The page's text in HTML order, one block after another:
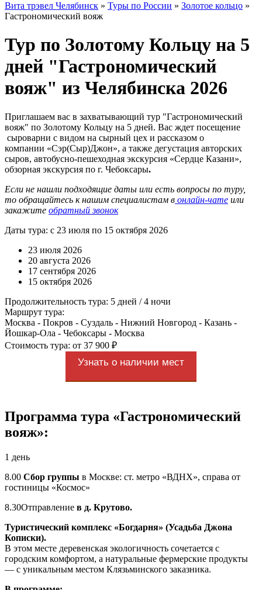
Вита трэвел Челябинск » Туры по России » Золотое кольцо »
Гастрономический вояж
Тур по Золотому Кольцу на 5
дней "Гастрономический
вояж" из Челябинска 2026
Приглашаем вас в захватывающий тур "Гастрономический
вояж" по Золотому Кольцу на 5 дней. Вас ждет посещение
сыроварни с видом на сырный цех и рассказом о
компании «Сэр(Сыр)Джон», а также дегустация авторских
сыров, автобусно-пешеходная экскурсия «Сердце Казани»,
обзорная экскурсия по г. Чебоксары.
Если не нашли подходящие даты или есть вопросы по туру,
то обращайтесь к нашим специалистам в онлайн-чате или
закажите обратный звонок
Даты тура: с 23 июля по 15 октября 2026
23 июля 2026
20 августа 2026
17 сентября 2026
15 октября 2026
Продолжительность тура: 5 дней / 4 ночи
Маршрут тура:
Москва - Покров - Суздаль - Нижний Новгород - Казань -
Йошкар-Ола - Чебоксары - Москва
Стоимость тура: от 37 900 ₽
Узнать о наличии мест
Программа тура «Гастрономический
вояж»:
1 день
8.00 Сбор группы в Москве: ст. метро «ВДНХ», справа от
гостиницы «Космос»
8.30Отправление в д. Крутово.
Туристический комплекс «Богдарня» (Усадьба Джона
Кописки).
В этом месте деревенская экологичность сочетается с
городским комфортом, а натуральные фермерские продукты
— с уникальным местом Клязьминского заказника.